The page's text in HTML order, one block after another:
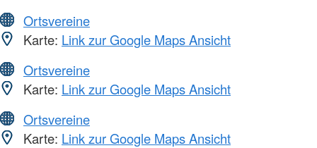
Ortsvereine
Karte: Link zur Google Maps Ansicht
Ortsvereine
Karte: Link zur Google Maps Ansicht
Ortsvereine
Karte: Link zur Google Maps Ansicht